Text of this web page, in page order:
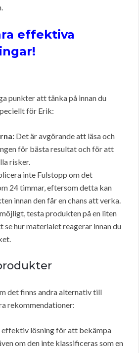
effektiva
punkter att tänka på innan du
för Erik:
Det är avgörande att läsa och
för bästa resultat och för att
risker.
inte Fulstopp om det
24 timmar, eftersom detta kan
innan den får en chans att verka.
testa produkten på en liten
hur materialet reagerar innan du
det finns andra alternativ till
rekommendationer:
effektiv lösning för att bekämpa
om den inte klassificeras som en